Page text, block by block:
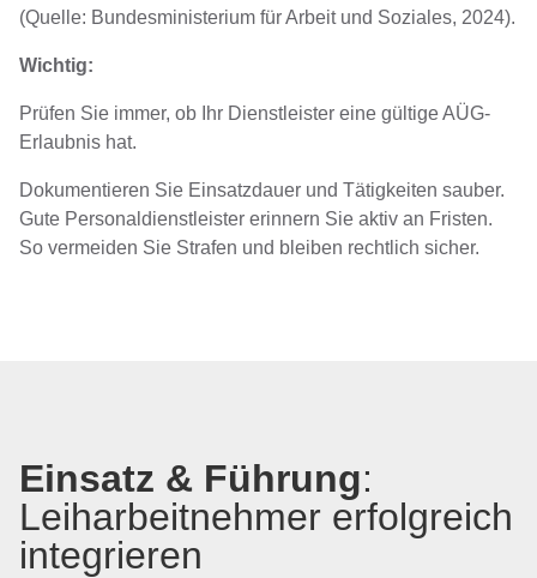
(Quelle: Bundesministerium für Arbeit und Soziales, 2024).
Wichtig:
Prüfen Sie immer, ob Ihr Dienstleister eine gültige AÜG-
Erlaubnis hat.
Dokumentieren Sie Einsatzdauer und Tätigkeiten sauber.
Gute Personaldienstleister erinnern Sie aktiv an Fristen.
So vermeiden Sie Strafen und bleiben rechtlich sicher.
Einsatz & Führung:
Leiharbeitnehmer erfolgreich
integrieren